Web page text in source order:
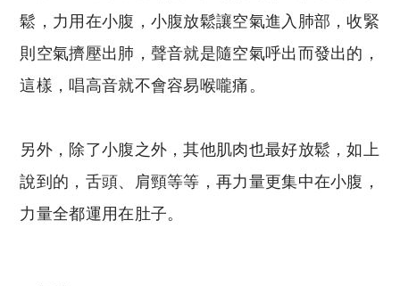
鬆，力用在小腹，小腹放鬆讓空氣進入肺部，收緊
則空氣擠壓出肺，聲音就是隨空氣呼出而發出的，
這樣，唱高音就不會容易喉嚨痛。
另外，除了小腹之外，其他肌肉也最好放鬆，如上
說到的，舌頭、肩頸等等，再力量更集中在小腹，
力量全都運用在肚子。